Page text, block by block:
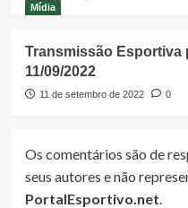
Mídia
Transmissão Esportiva
11/09/2022
11 de setembro de 2022 0
Os comentários são de
seus autores e não
PortalEsportivo.net.